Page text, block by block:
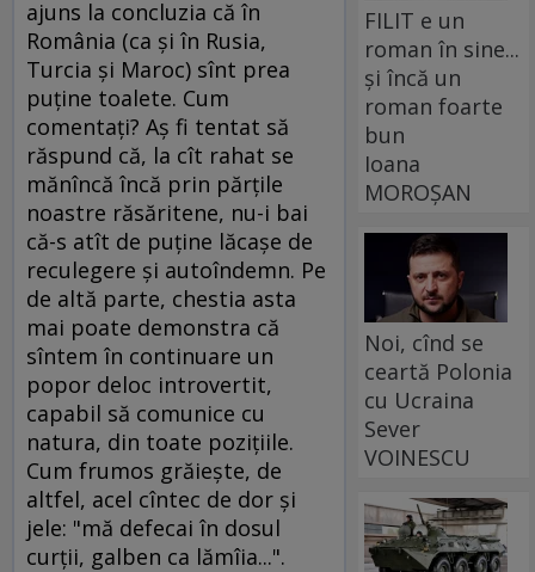
ajuns la concluzia că în
România (ca şi în Rusia,
Turcia şi Maroc) sînt prea
puţine toalete. Cum
comentaţi? Aş fi tentat să
răspund că, la cît rahat se
mănîncă încă prin părţile
noastre răsăritene, nu-i bai
că-s atît de puţine lăcaşe de
reculegere şi autoîndemn. Pe
de altă parte, chestia asta
mai poate demonstra că
sîntem în continuare un
popor deloc introvertit,
capabil să comunice cu
natura, din toate poziţiile.
Cum frumos grăieşte, de
altfel, acel cîntec de dor şi
jele: "mă defecai în dosul
curţii, galben ca lămîia...".
FILIT e un
roman în sine...
și încă un
roman foarte
bun
Ioana
MOROȘAN
Noi, cînd se
ceartă Polonia
cu Ucraina
Sever
VOINESCU